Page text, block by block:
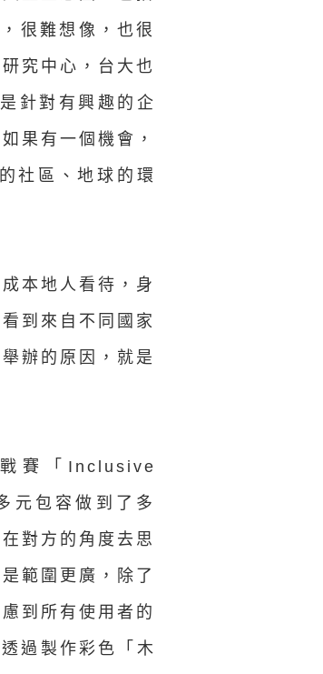
很難想像，也很
究中心，台大也
針對有興趣的企
果有一個機會，
社區、地球的環
本地人看待，身
到來自不同國家
辦的原因，就是
賽「Inclusive
元包容做到了多
對方的角度去思
範圍更廣，除了
到所有使用者的
過製作彩色「木